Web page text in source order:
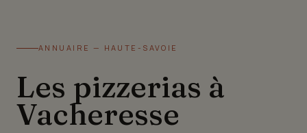
ANNUAIRE — HAUTE-SAVOIE
Les pizzerias à
Vacheresse